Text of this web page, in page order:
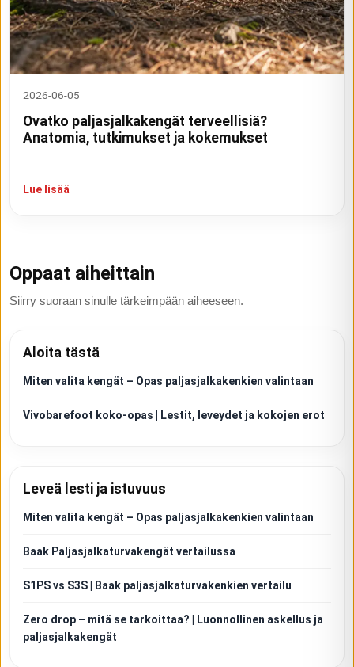
2026-06-05
Ovatko paljasjalkakengät terveellisiä?
Anatomia, tutkimukset ja kokemukset
Lue lisää
Oppaat aiheittain
Siirry suoraan sinulle tärkeimpään aiheeseen.
Aloita tästä
Miten valita kengät – Opas paljasjalkakenkien valintaan
Vivobarefoot koko-opas | Lestit, leveydet ja kokojen erot
Leveä lesti ja istuvuus
Miten valita kengät – Opas paljasjalkakenkien valintaan
Baak Paljasjalkaturvakengät vertailussa
S1PS vs S3S | Baak paljasjalkaturvakenkien vertailu
Zero drop – mitä se tarkoittaa? | Luonnollinen askellus ja
paljasjalkakengät